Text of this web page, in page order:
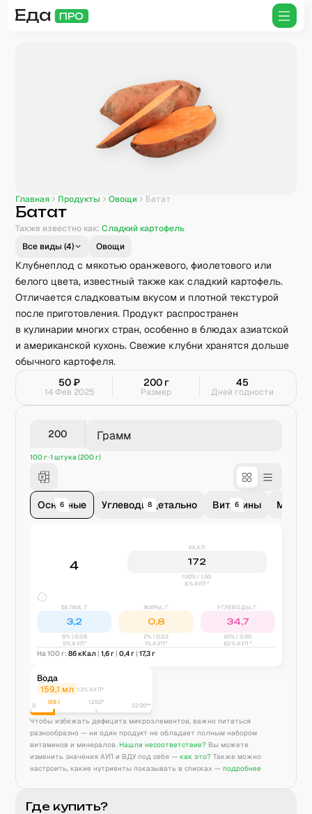
Главная Продукты Овощи Батат
Батат
Также известно как: Сладкий картофель
Все виды (4) Овощи
Клубнеплод с мякотью оранжевого, фиолетового или
белого цвета, известный также как сладкий картофель.
Отличается сладковатым вкусом и плотной текстурой
после приготовления. Продукт распространен
в кулинарии многих стран, особенно в блюдах азиатской
и американской кухонь. Свежие клубни хранятся дольше
обычного картофеля.
50₽
14 Фев 2025
200г
Размер
45
Дней годности
Грамм
100 г 1 штука (200 г)
Основные
6 Углеводы детально
8 Витамины
6
4
ККАЛ
172
100% | 1,00
8% АУП*
БЕЛКИ, Г
3,2
8% |0,08
5% АУП*
ЖИРЫ, Г
0,8
2% |0,02
1% АУП*
УГЛЕВОДЫ, Г
34,7
90% | 0,90
62% АУП*
На 100 г: 86кКал | 1,6г | 0,4г | 17,3г
Вода
159,1 мл 13% АУП*
0 159,1 1250* 2200**
Чтобы избежать дефицита микроэлементов, важно питаться
разнообразно — ни один продукт не обладает полным набором
витаминов и минералов. Нашли несоответствие? Вы можете
изменить значения АУП и ВДУ под себя — как это? Также можно
настроить, какие нутриенты показывать в списках — подробнее
Где купить?